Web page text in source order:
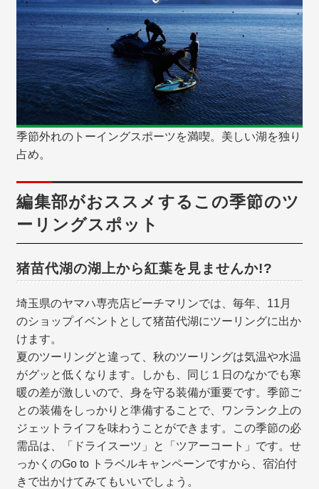
季節外れのトーイングスポーツを満喫。美しい湖を独り
占め。
編集部がおススメするこの季節のツ
ーリングスポット
猪苗代湖の湖上から紅葉を見ませんか!?
埼玉県のヤマハ専売店ビーチマリンでは、毎年、11月
のショップイベントとして猪苗代湖にツーリングに出か
けます。
夏のツーリングと違って、秋のツーリングは気温や水温
がグッと低くなります。しかも、同じ１日のなかでも寒
暖の差が激しいので、身を守る装備が重要です。季節ご
との装備をしっかりと準備することで、ワンランク上の
ジェットライフを味わうことができます。この季節の必
需品は、「ドライスーツ」と「ツアーコート」です。せ
っかくのGo to トラベルキャンペーンですから、宿泊付
きで出かけてみてもいいでしょう。